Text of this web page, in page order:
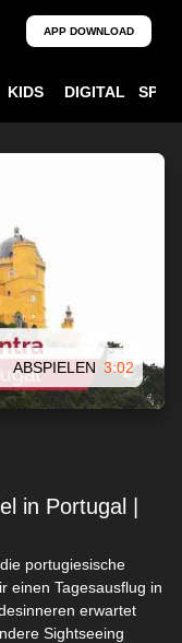
APP DOWNLOAD
KIDS DIGITAL
ABSPIELEN 3:02
in Portugal |
portugiesische
einen Tagesausflug in
erwartet
Sightseeing